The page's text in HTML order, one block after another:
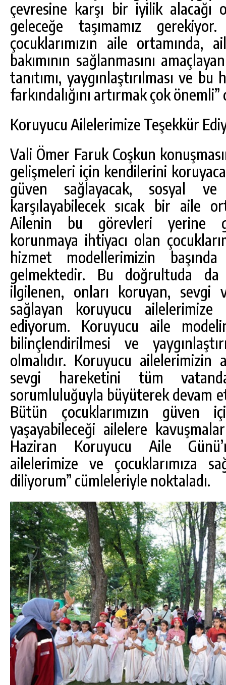
çevresine karşı bir iyilik alacağı
geleceğe taşımamız
çocuklarımızın aile ortamında,
bakımının sağlanmasını
tanıtımı, yaygınlaştırılması ve
farkındalığını artırmak çok önemli”
Koruyucu Ailelerimize Teşekkür
Vali Ömer Faruk Coşkun
gelişmeleri için kendilerini
güven sağlayacak, sosyal ve
karşılayabilecek sıcak bir aile
Ailenin bu görevleri yerine
korunmaya ihtiyacı olan
hizmet modellerimizin
gelmektedir. Bu doğrultuda da
ilgilenen, onları koruyan, sevgi
sağlayan koruyucu
ediyorum. Koruyucu aile
bilinçlendirilmesi ve
olmalıdır. Koruyucu ailelerimizin
sevgi hareketini tüm
sorumluluğuyla büyüterek devam
Bütün çocuklarımızın
yaşayabileceği ailelere
Haziran Koruyucu Aile
ailelerimize ve çocuklarımıza
diliyorum” cümleleriyle noktaladı.